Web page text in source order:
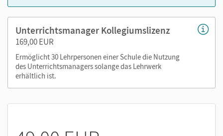
Lösungen (als PDF), passend zur jeweiligen Stelle am
Buch (Unit/Seite) zugeordnet
Lösungen zu den Aufgaben in den Anhängen (als PDF)
Nutzen Sie den Unterrichtsmanager auf lernen.cornelsen.de
oder über die Cornelsen Lernen App.
Unterrichtsmanager Kollegiumslizenz
169,00 EUR
Ermöglicht 30 Lehrpersonen einer Schule die Nutzung
des Unterrichtsmanagers solange das Lehrwerk
erhältlich ist.